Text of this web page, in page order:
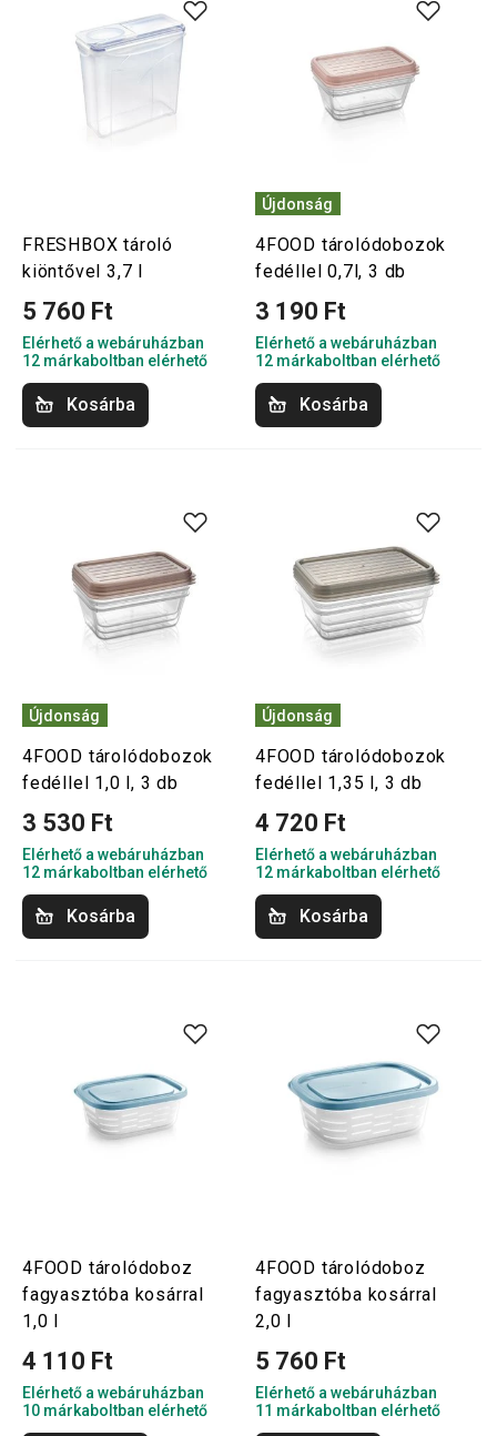
FRESHBOX tároló
kiöntővel 3,7 l
5 760 Ft
Elérhető a webáruházban
12 márkaboltban elérhető
Kosárba
Újdonság
4FOOD tárolódobozok
fedéllel 0,7l, 3 db
3 190 Ft
Elérhető a webáruházban
12 márkaboltban elérhető
Kosárba
Újdonság
4FOOD tárolódobozok
fedéllel 1,0 l, 3 db
3 530 Ft
Elérhető a webáruházban
12 márkaboltban elérhető
Kosárba
Újdonság
4FOOD tárolódobozok
fedéllel 1,35 l, 3 db
4 720 Ft
Elérhető a webáruházban
12 márkaboltban elérhető
Kosárba
4FOOD tárolódoboz
fagyasztóba kosárral
1,0 l
4 110 Ft
Elérhető a webáruházban
10 márkaboltban elérhető
4FOOD tárolódoboz
fagyasztóba kosárral
2,0 l
5 760 Ft
Elérhető a webáruházban
11 márkaboltban elérhető